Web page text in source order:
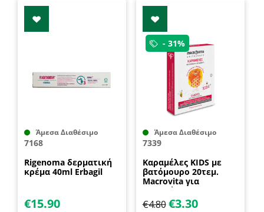
Άμεσα Διαθέσιμο
7168
Rigenoma δερματική
κρέμα 40ml Erbagil
€15.90
- 31%
Άμεσα Διαθέσιμο
7339
Καραμέλες KIDS με
βατόμουρο 20τεμ.
Macrovita για
κρυολόγημα και
ανοσοποιητικό
€4.80 €3.30